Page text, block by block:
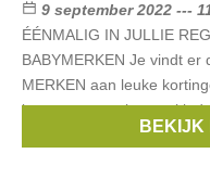
9 september 2022 ---
ÉÉNMALIG IN JULLIE
BABYMERKEN Je vindt
MERKEN aan leuke
brengen we ook onze
,BEKIJK